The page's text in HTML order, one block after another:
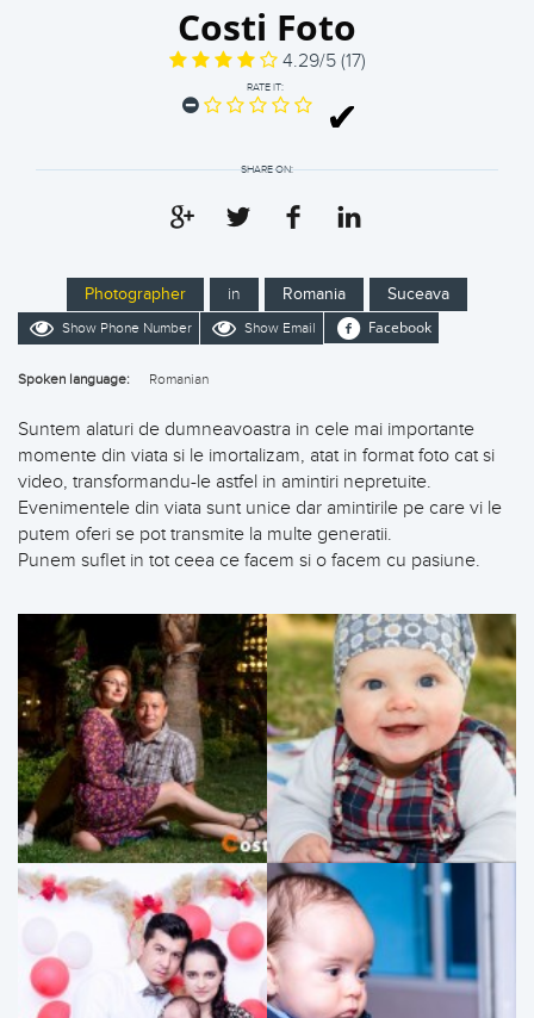
Costi Foto
4.29/5 (17)
RATE IT:
SHARE ON:
Photographer in Romania Suceava
Show Phone Number Show Email Facebook
Spoken language: Romanian
Suntem alaturi de dumneavoastra in cele mai importante
momente din viata si le imortalizam, atat in format foto cat si
video, transformandu-le astfel in amintiri nepretuite.
Evenimentele din viata sunt unice dar amintirile pe care vi le
putem oferi se pot transmite la multe generatii.
Punem suflet in tot ceea ce facem si o facem cu pasiune.